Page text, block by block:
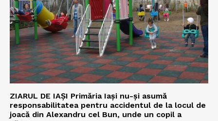
ZIARUL DE IAȘI Primăria Iași nu-și asumă
responsabilitatea pentru accidentul de la locul de
joacă din Alexandru cel Bun, unde un copil a